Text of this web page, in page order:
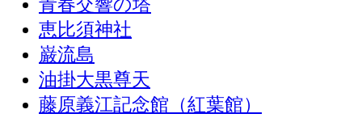
青春交響の塔
恵比須神社
巌流島
油掛大黒尊天
藤原義江記念館（紅葉館）